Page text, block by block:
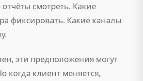
смотреть. Какие
фиксировать. Какие каналы
эти предположения могут
когда клиент меняется,